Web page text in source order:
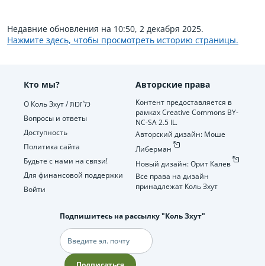
Недавние обновления на 10:50, 2 декабря 2025.
Нажмите здесь, чтобы просмотреть историю страницы.
Кто мы?
О Коль Зхут / כל זכות
Вопросы и ответы
Доступность
Политика сайта
Будьте с нами на связи!
Для финансовой поддержки
Войти
Авторские права
Контент предоставляется в
рамках Creative Commons BY-
NC-SA 2.5 IL.
Авторский дизайн: Моше
Либерман
Новый дизайн: Орит Калев
Все права на дизайн
принадлежат Коль Зхут
Подпишитесь на рассылку "Коль Зхут"
Электронная
почта